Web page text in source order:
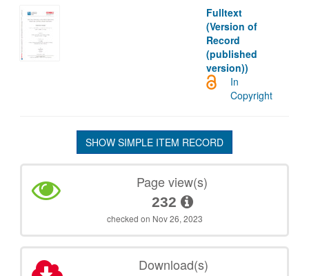
Fulltext
(Version of
Record
(published
version))
In
Copyright
SHOW SIMPLE ITEM RECORD
Page view(s)
232
checked on Nov 26, 2023
Download(s)